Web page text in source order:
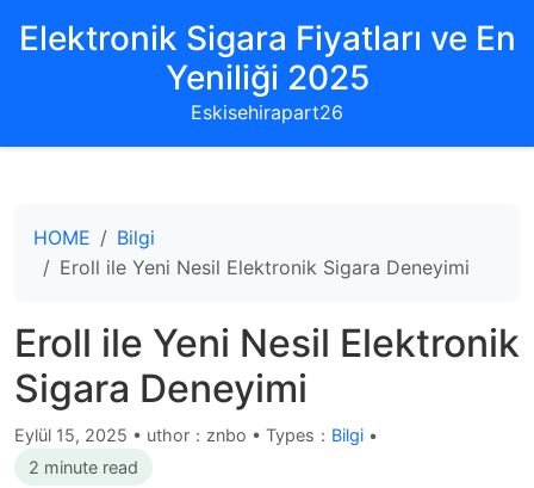
Elektronik Sigara Fiyatları ve En
Yeniliği 2025
Eskisehirapart26
HOME
Bilgi
Eroll ile Yeni Nesil Elektronik Sigara Deneyimi
Eroll ile Yeni Nesil Elektronik
Sigara Deneyimi
Eylül 15, 2025 • uthor：znbo • Types： Bilgi •
2 minute read